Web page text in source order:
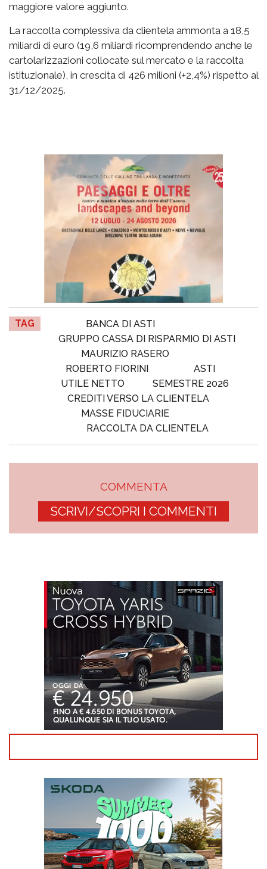
maggiore valore aggiunto.
La raccolta complessiva da clientela ammonta a 18,5
miliardi di euro (19,6 miliardi ricomprendendo anche le
cartolarizzazioni collocate sul mercato e la raccolta
istituzionale), in crescita di 426 milioni (+2,4%) rispetto al
31/12/2025.
TAG
BANCA DI ASTI
GRUPPO CASSA DI RISPARMIO DI ASTI
MAURIZIO RASERO
ROBERTO FIORINI
ASTI
UTILE NETTO
SEMESTRE 2026
CREDITI VERSO LA CLIENTELA
MASSE FIDUCIARIE
RACCOLTA DA CLIENTELA
COMMENTA
SCRIVI/SCOPRI I COMMENTI